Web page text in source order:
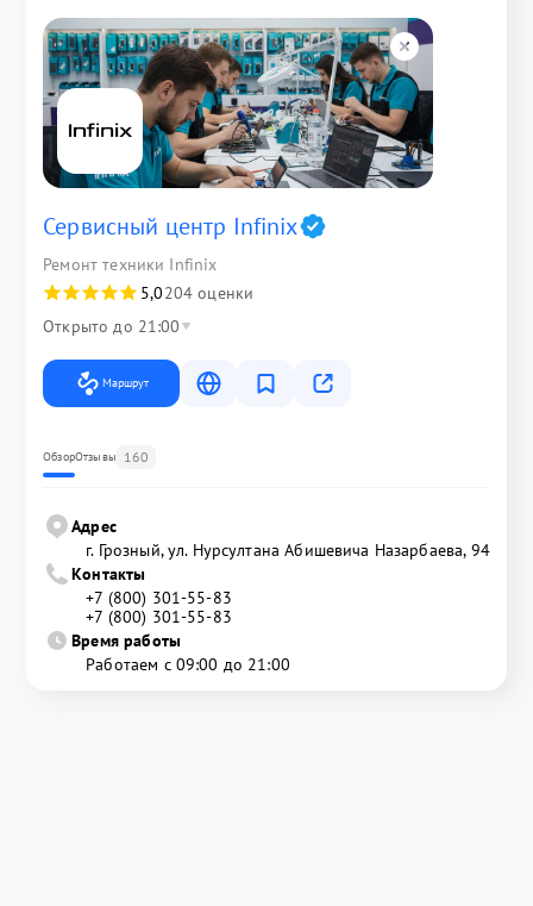
Сервисный центр Infinix
Ремонт техники Infinix
5,0204 оценки
Открыто до 21:00
Маршрут
ОбзорОтзывы 160
Адрес
г. Грозный, ул. Нурсултана Абишевича Назарбаева, 94
Контакты
+7 (800) 301-55-83
+7 (800) 301-55-83
Время работы
Работаем с 09:00 до 21:00